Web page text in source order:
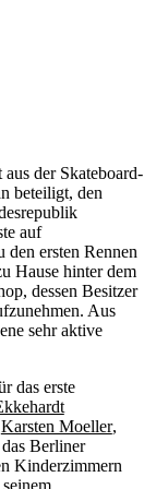
der Skateboard-
beteiligt, den
auf
den ersten Rennen
Hause hinter dem
dessen Besitzer
Aus
sehr aktive
das erste
Karsten Moeller,
Berliner
Kinderzimmern